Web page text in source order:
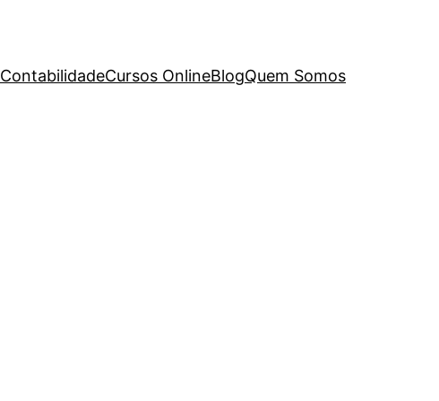
ContabilidadeCursos OnlineBlogQuem Somos